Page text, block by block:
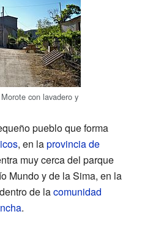
con lavadero y
pueblo que forma
, en laprovincia de
muy cerca del parque
Mundo y de la Sima, en la
de lacomunidad
.